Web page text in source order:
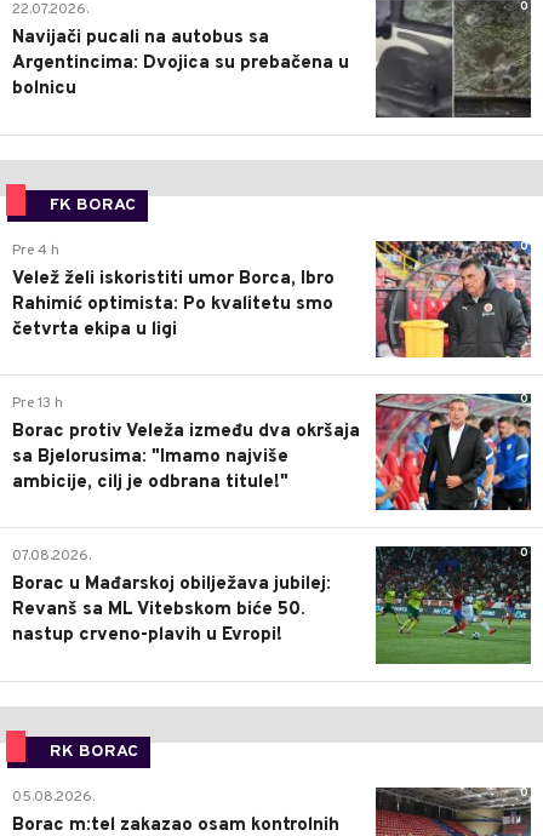
0
22.07.2026.
Navijači pucali na autobus sa
Argentincima: Dvojica su prebačena u
bolnicu
FK BORAC
0
Pre 4 h
Velež želi iskoristiti umor Borca, Ibro
Rahimić optimista: Po kvalitetu smo
četvrta ekipa u ligi
0
Pre 13 h
Borac protiv Veleža između dva okršaja
sa Bjelorusima: "Imamo najviše
ambicije, cilj je odbrana titule!"
0
07.08.2026.
Borac u Mađarskoj obilježava jubilej:
Revanš sa ML Vitebskom biće 50.
nastup crveno-plavih u Evropi!
RK BORAC
0
05.08.2026.
Borac m:tel zakazao osam kontrolnih